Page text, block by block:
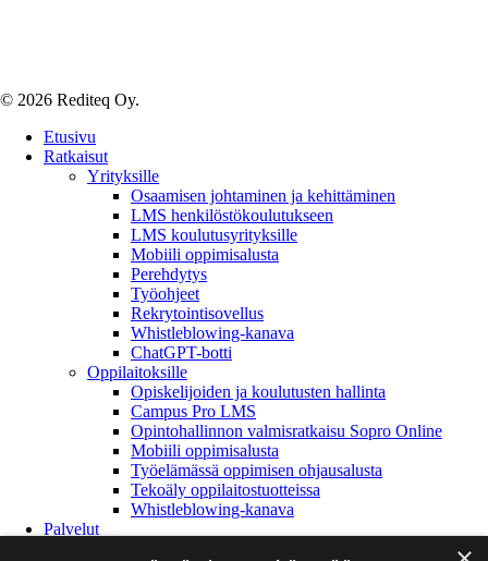
© 2026 Rediteq Oy.
Close
Menu
Etusivu
Ratkaisut
Yrityksille
Osaamisen johtaminen ja kehittäminen
LMS henkilöstökoulutukseen
LMS koulutusyrityksille
Mobiili oppimisalusta
Perehdytys
Työohjeet
Rekrytointisovellus
Whistleblowing-kanava
ChatGPT-botti
Oppilaitoksille
Opiskelijoiden ja koulutusten hallinta
Campus Pro LMS
Opintohallinnon valmisratkaisu Sopro Online
Mobiili oppimisalusta
Työelämässä oppimisen ohjausalusta
Tekoäly oppilaitostuotteissa
Whistleblowing-kanava
Palvelut